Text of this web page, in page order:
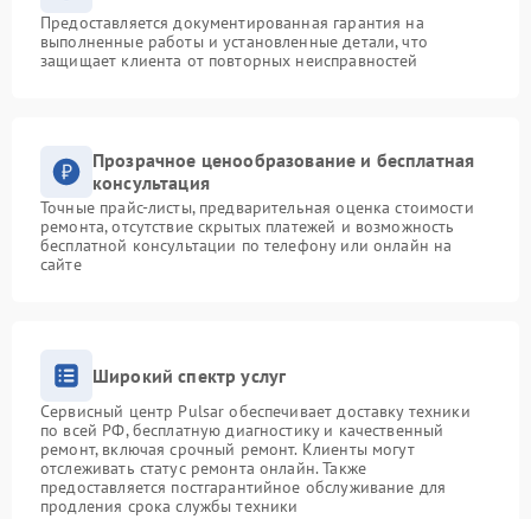
Предоставляется документированная гарантия на
выполненные работы и установленные детали, что
защищает клиента от повторных неисправностей
Прозрачное ценообразование и бесплатная
консультация
Точные прайс-листы, предварительная оценка стоимости
ремонта, отсутствие скрытых платежей и возможность
бесплатной консультации по телефону или онлайн на
сайте
Широкий спектр услуг
Сервисный центр Pulsar обеспечивает доставку техники
по всей РФ, бесплатную диагностику и качественный
ремонт, включая срочный ремонт. Клиенты могут
отслеживать статус ремонта онлайн. Также
предоставляется постгарантийное обслуживание для
продления срока службы техники